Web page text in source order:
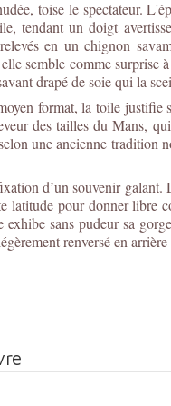
toise le spectateur.
tendant un doigt
en un chignon
semble comme surprise
drapé de soie qui la
format, la toile
des tailles du Mans,
une ancienne
d’un souvenir
latitude pour donner
sans pudeur sa
renversé en